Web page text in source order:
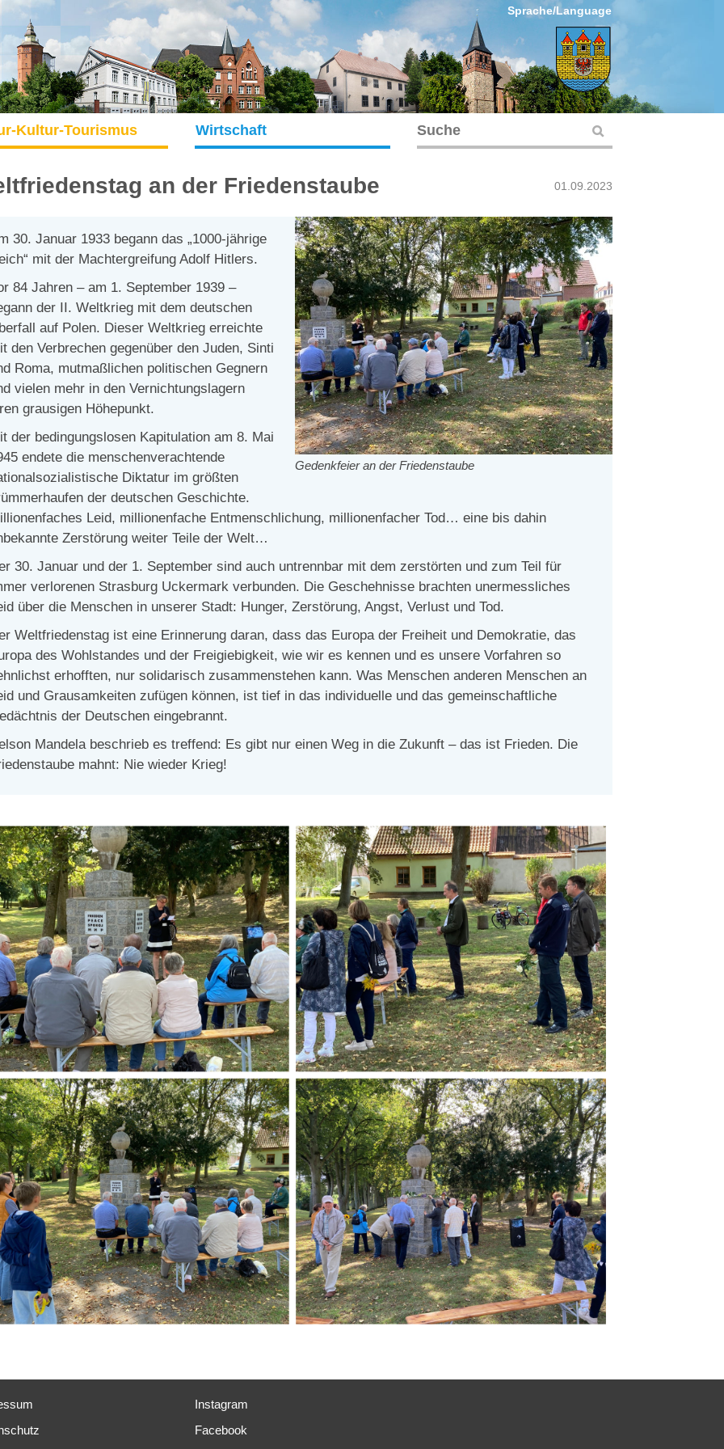
Sprache/Language
Kultur-Tourismus Wirtschaft
01.09.2023
an der Friedenstaube
Gedenkfeier an der Friedenstaube
30. Januar 1933 begann das „1000-jährige
mit der Machtergreifung Adolf Hitlers.
84 Jahren – am 1. September 1939 –
der II. Weltkrieg mit dem deutschen
auf Polen. Dieser Weltkrieg erreichte
den Verbrechen gegenüber den Juden, Sinti
Roma, mutmaßlichen politischen Gegnern
vielen mehr in den Vernichtungslagern
grausigen Höhepunkt.
der bedingungslosen Kapitulation am 8. Mai
endete die menschenverachtende
Diktatur im größten
der deutschen Geschichte.
Leid, millionenfache Entmenschlichung, millionenfacher Tod… eine bis dahin
Zerstörung weiter Teile der Welt…
30. Januar und der 1. September sind auch untrennbar mit dem zerstörten und zum Teil für
verlorenen Strasburg Uckermark verbunden. Die Geschehnisse brachten unermessliches
über die Menschen in unserer Stadt: Hunger, Zerstörung, Angst, Verlust und Tod.
Weltfriedenstag ist eine Erinnerung daran, dass das Europa der Freiheit und Demokratie, das
des Wohlstandes und der Freigiebigkeit, wie wir es kennen und es unsere Vorfahren so
erhofften, nur solidarisch zusammenstehen kann. Was Menschen anderen Menschen an
und Grausamkeiten zufügen können, ist tief in das individuelle und das gemeinschaftliche
der Deutschen eingebrannt.
Mandela beschrieb es treffend: Es gibt nur einen Weg in die Zukunft – das ist Frieden. Die
mahnt: Nie wieder Krieg!
Instagram
Facebook